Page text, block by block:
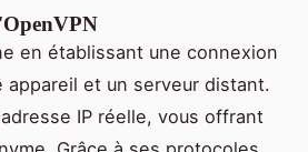
en établissant une connexion
et un serveur distant.
IP réelle, vous offrant